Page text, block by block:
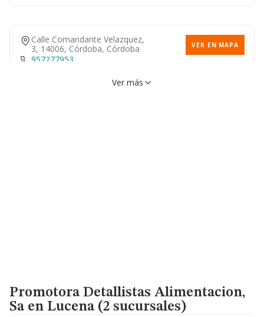
Calle Comandante Velazquez,
3, 14006, Córdoba, Córdoba
VER EN MAPA
957277953
957463600
Ver más
Promotora Detallistas Alimentacion,
Saen Lucena (2 sucursales)